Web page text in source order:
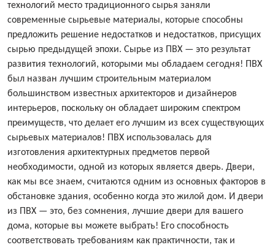
технологий место традиционного сырья заняли
современные сырьевые материалы, которые способны
предложить решение недостатков и недостатков, присущих
сырью предыдущей эпохи. Сырье из ПВХ — это результат
развития технологий, которыми мы обладаем сегодня! ПВХ
был назван лучшим строительным материалом
большинством известных архитекторов и дизайнеров
интерьеров, поскольку он обладает широким спектром
преимуществ, что делает его лучшим из всех существующих
сырьевых материалов! ПВХ использовалась для
изготовления архитектурных предметов первой
необходимости, одной из которых является дверь. Двери,
как мы все знаем, считаются одним из основных факторов в
обстановке здания, особенно когда это жилой дом. И двери
из ПВХ — это, без сомнения, лучшие двери для вашего
дома, которые вы можете выбрать! Его способность
соответствовать требованиям как практичности, так и